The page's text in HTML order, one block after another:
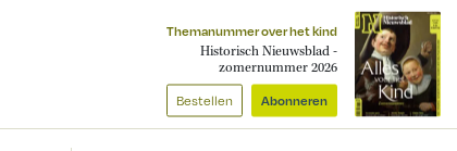
Themanummer over het kind
Historisch Nieuwsblad -
zomernummer 2026
Bestellen Abonneren